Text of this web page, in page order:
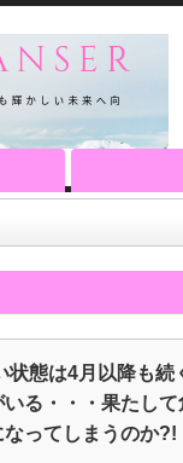
状態は4月以降も続
る・・・果たして
ってしまうのか?!